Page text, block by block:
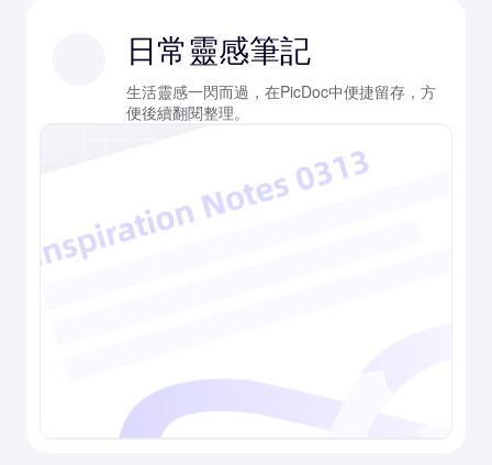
日常靈感筆記
生活靈感一閃而過，在PicDoc中便捷留存，方
便後續翻閱整理。